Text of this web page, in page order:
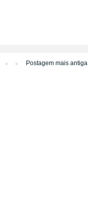
Postagem mais antiga